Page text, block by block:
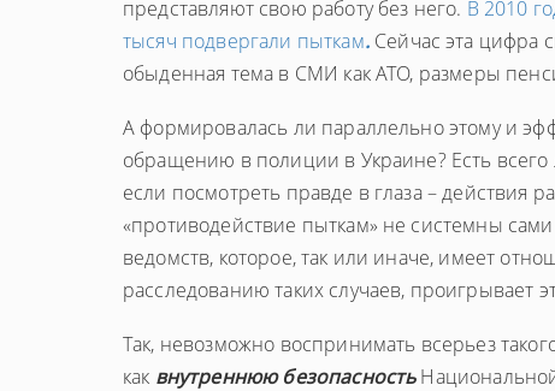
представляют свою работу без него. В 2010
тысяч подвергали пыткам. Сейчас эта цифра
обыденная тема в СМИ как АТО, размеры
А формировалась ли параллельно этому и
обращению в полиции в Украине? Есть
если посмотреть правде в глаза – действия
«противодействие пыткам» не системны
ведомств, которое, так или иначе, имеет
расследованию таких случаев, проигрывает
Так, невозможно воспринимать всерьез
как внутреннюю безопасность